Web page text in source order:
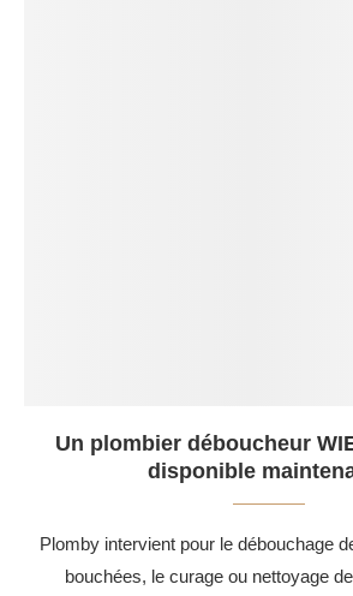
Un plombier déboucheur
disponible
Plomby intervient pour le débouchage
bouchées, le curage ou nettoyage